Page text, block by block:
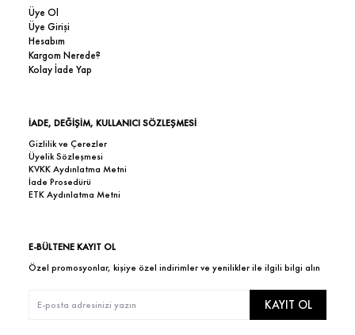
Üye Ol
Üye Girişi
Hesabım
Kargom Nerede?
Kolay İade Yap
İADE, DEĞİŞİM, KULLANICI SÖZLEŞMESİ
Gizlilik ve Çerezler
Üyelik Sözleşmesi
KVKK Aydınlatma Metni
İade Prosedürü
ETK Aydınlatma Metni
E-BÜLTENE KAYIT OL
Özel promosyonlar, kişiye özel indirimler ve yenilikler ile ilgili bilgi alın
KAYIT OL